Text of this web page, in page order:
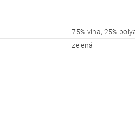
75% vlna, 25%
zelená